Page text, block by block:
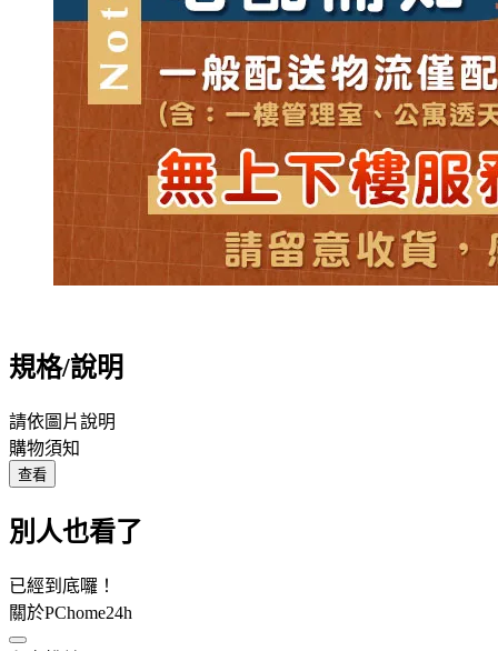
規格/說明
請依圖片說明
購物須知
查看
別人也看了
已經到底囉！
關於PChome24h